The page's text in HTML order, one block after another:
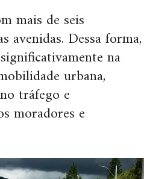
mais de seis
avenidas. Dessa forma,
na
urbana,
tráfego e
moradores e